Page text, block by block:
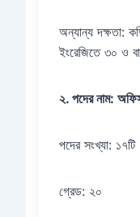
অন্যান্য দক্ষতা:
ইংরেজিতে ৩০ ও
২. পদের নাম:
পদের সংখ্যা: ১৭টি
গ্রেড: ২০